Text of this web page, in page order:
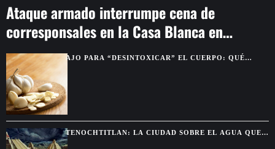
Ataque armado interrumpe cena de
corresponsales en la Casa Blanca en
WashingtonAJO PARA “DESINTOXICAR” EL CUERPO: QUÉ
TENOCHTITLAN: LA CIUDAD SOBRE EL AGUA QUE
DEJÓ SIN PALABRAS A LOS CONQUISTADORES